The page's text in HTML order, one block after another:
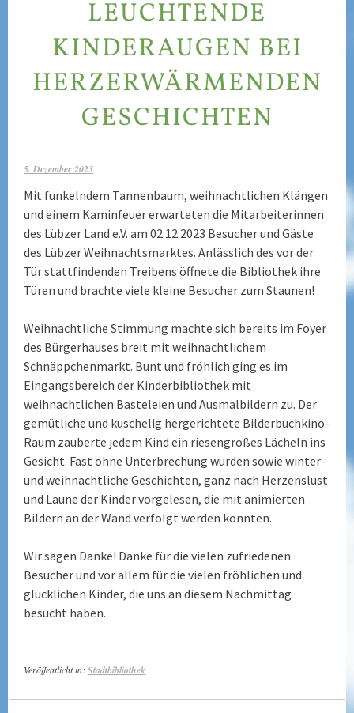
LEUCHTENDE
KINDERAUGEN BEI
HERZERWÄRMENDEN
GESCHICHTEN
5. Dezember 2023
Mit funkelndem Tannenbaum, weihnachtlichen Klängen
und einem Kaminfeuer erwarteten die Mitarbeiterinnen
des Lübzer Land e.V. am 02.12.2023 Besucher und Gäste
des Lübzer Weihnachtsmarktes. Anlässlich des vor der
Tür stattfindenden Treibens öffnete die Bibliothek ihre
Türen und brachte viele kleine Besucher zum Staunen!
Weihnachtliche Stimmung machte sich bereits im Foyer
des Bürgerhauses breit mit weihnachtlichem
Schnäppchenmarkt. Bunt und fröhlich ging es im
Eingangsbereich der Kinderbibliothek mit
weihnachtlichen Basteleien und Ausmalbildern zu. Der
gemütliche und kuschelig hergerichtete Bilderbuchkino-
Raum zauberte jedem Kind ein riesengroßes Lächeln ins
Gesicht. Fast ohne Unterbrechung wurden sowie winter-
und weihnachtliche Geschichten, ganz nach Herzenslust
und Laune der Kinder vorgelesen, die mit animierten
Bildern an der Wand verfolgt werden konnten.
Wir sagen Danke! Danke für die vielen zufriedenen
Besucher und vor allem für die vielen fröhlichen und
glücklichen Kinder, die uns an diesem Nachmittag
besucht haben.
Veröffentlicht in:Stadtbibliothek